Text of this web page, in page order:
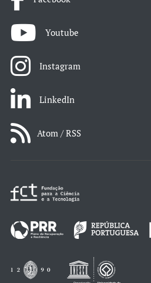
Youtube
Instagram
LinkedIn
Atom / RSS